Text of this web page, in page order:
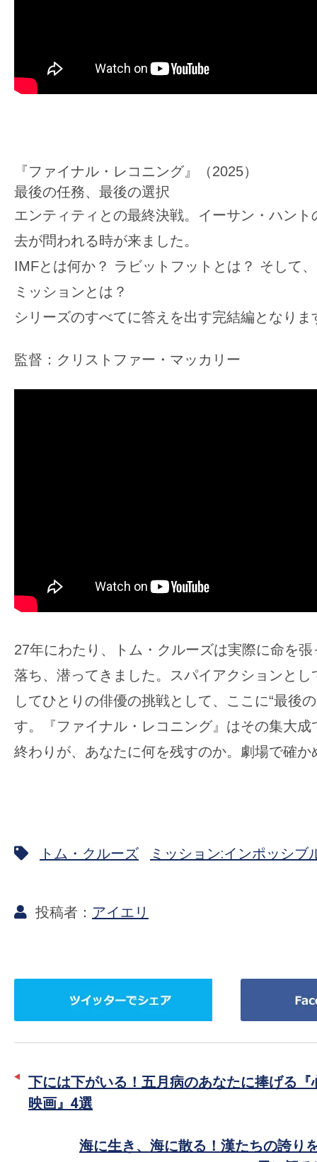
『ファイナル・レコニング』（2025）
最後の任務、最後の選択
エンティティとの最終決戦。イーサン・ハン
去が問われる時が来ました。
IMFとは何か？ ラビットフットとは？ そして
ミッションとは？
シリーズのすべてに答えを出す完結編となりま
監督：クリストファー・マッカリー
27年にわたり、トム・クルーズは実際に命を
落ち、潜ってきました。スパイアクションとし
してひとりの俳優の挑戦として、ここに“最後
す。『ファイナル・レコニング』はその集大成
終わりが、あなたに何を残すのか。劇場で確か
トム・クルーズ ミッション:インポッシブ
アイエリ
ー
下には下がいる！五月病のあなたに捧げる『
映画』4選
海に生き、海に散る！漢たちの誇り